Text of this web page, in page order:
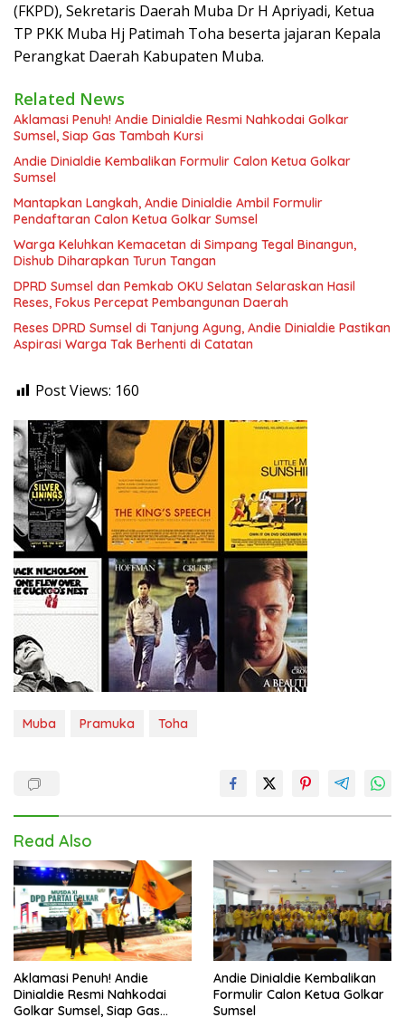
(FKPD), Sekretaris Daerah Muba Dr H Apriyadi, Ketua
TP PKK Muba Hj Patimah Toha beserta jajaran Kepala
Perangkat Daerah Kabupaten Muba.
Related News
Aklamasi Penuh! Andie Dinialdie Resmi Nahkodai Golkar
Sumsel, Siap Gas Tambah Kursi
Andie Dinialdie Kembalikan Formulir Calon Ketua Golkar
Sumsel
Mantapkan Langkah, Andie Dinialdie Ambil Formulir
Pendaftaran Calon Ketua Golkar Sumsel
Warga Keluhkan Kemacetan di Simpang Tegal Binangun,
Dishub Diharapkan Turun Tangan
DPRD Sumsel dan Pemkab OKU Selatan Selaraskan Hasil
Reses, Fokus Percepat Pembangunan Daerah
Reses DPRD Sumsel di Tanjung Agung, Andie Dinialdie Pastikan
Aspirasi Warga Tak Berhenti di Catatan
Post Views: 160
Muba Pramuka Toha
Read Also
Aklamasi Penuh! Andie
Dinialdie Resmi Nahkodai
Golkar Sumsel, Siap Gas
Andie Dinialdie Kembalikan
Formulir Calon Ketua Golkar
Sumsel